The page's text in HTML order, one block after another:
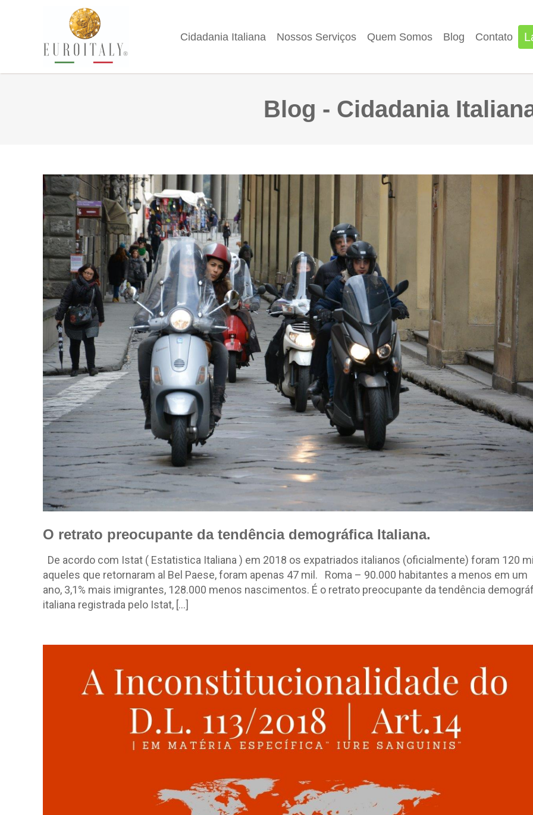
Cidadania Italiana Nossos Serviços Quem Somos Blog Contato
Blog - Cidadania
O retrato preocupante da tendência demográfica Italiana.
De acordo com Istat ( Estatistica Italiana ) em 2018 os expatriados italianos (oficialmente) foram 120
aqueles que retornaram al Bel Paese, foram apenas 47 mil. Roma – 90.000 habitantes a menos em um
ano, 3,1% mais imigrantes, 128.000 menos nascimentos. É o retrato preocupante da tendência
italiana registrada pelo Istat, […]